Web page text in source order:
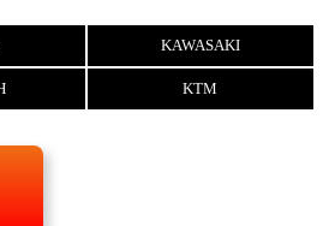
KAWASAKI
KTM